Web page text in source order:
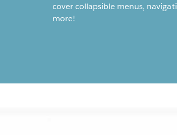
cover collapsible menus,
more!